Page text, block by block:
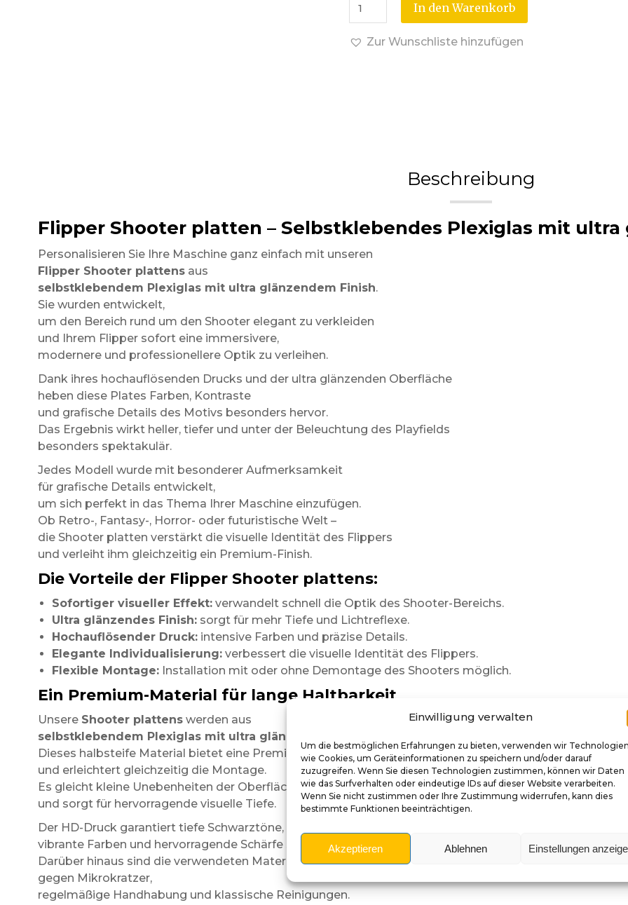
Einwilligung verwalten
Um die bestmöglichen Erfahrungen zu bieten, verwenden wir
wie Cookies, um Geräteinformationen zu speichern und/oder darauf
zuzugreifen. Wenn Sie diesen Technologien zustimmen, können wir Daten
wie das Surfverhalten oder eindeutige IDs auf dieser Website verarbeiten.
Wenn Sie nicht zustimmen oder Ihre Zustimmung widerrufen, kann dies
bestimmte Funktionen beeinträchtigen.
Akzeptieren Ablehnen Einstellungen
In den Warenkorb
Zur Wunschliste hinzufügen
Beschreibung
Flipper Shooter platten – Selbstklebendes Plexiglas mit ultra
Personalisieren Sie Ihre Maschine ganz einfach mit unseren
Flipper Shooter plattensaus
selbstklebendem Plexiglas mit ultra glänzendem Finish.
Sie wurden entwickelt,
um den Bereich rund um den Shooter elegant zu verkleiden
und Ihrem Flipper sofort eine immersivere,
modernere und professionellere Optik zu verleihen.
Dank ihres hochauflösenden Drucks und der ultra glänzenden Oberfläche
heben diese Plates Farben, Kontraste
und grafische Details des Motivs besonders hervor.
Das Ergebnis wirkt heller, tiefer und unter der Beleuchtung des Playfields
besonders spektakulär.
Jedes Modell wurde mit besonderer Aufmerksamkeit
für grafische Details entwickelt,
um sich perfekt in das Thema Ihrer Maschine einzufügen.
Ob Retro-, Fantasy-, Horror- oder futuristische Welt –
die Shooter platten verstärkt die visuelle Identität des Flippers
und verleiht ihm gleichzeitig ein Premium-Finish.
Die Vorteile der Flipper Shooter plattens:
Sofortiger visueller Effekt:verwandelt schnell die Optik des Shooter-Bereichs.
Ultra glänzendes Finish:sorgt für mehr Tiefe und Lichtreflexe.
Hochauflösender Druck:intensive Farben und präzise Details.
Elegante Individualisierung:verbessert die visuelle Identität des Flippers.
Flexible Montage:Installation mit oder ohne Demontage des Shooters möglich.
Ein Premium-Material für lange Haltbarkeit
Unsere Shooter plattenswerden aus
selbstklebendem Plexiglas mit ultra glänzendem Finish
Dieses halbsteife Material bietet eine Premium-Optik
und erleichtert gleichzeitig die Montage.
Es gleicht kleine Unebenheiten der Oberfläche besser aus
und sorgt für hervorragende visuelle Tiefe.
Der HD-Druck garantiert tiefe Schwarztöne,
vibrante Farben und hervorragende Schärfe selbst aus nächster Nähe.
Darüber hinaus sind die verwendeten Materialien widerstandsfähig
gegen Mikrokratzer,
regelmäßige Handhabung und klassische Reinigungen.